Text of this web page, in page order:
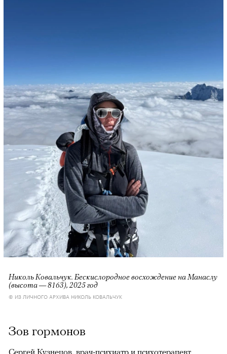
Николь Ковальчук. Бескислородное восхождение на Манаслу
(высота — 8163), 2025 год
© ИЗ ЛИЧНОГО АРХИВА НИКОЛЬ КОВАЛЬЧУК
Зов гормонов
Сергей Кузнецов, врач-психиатр и психотерапевт